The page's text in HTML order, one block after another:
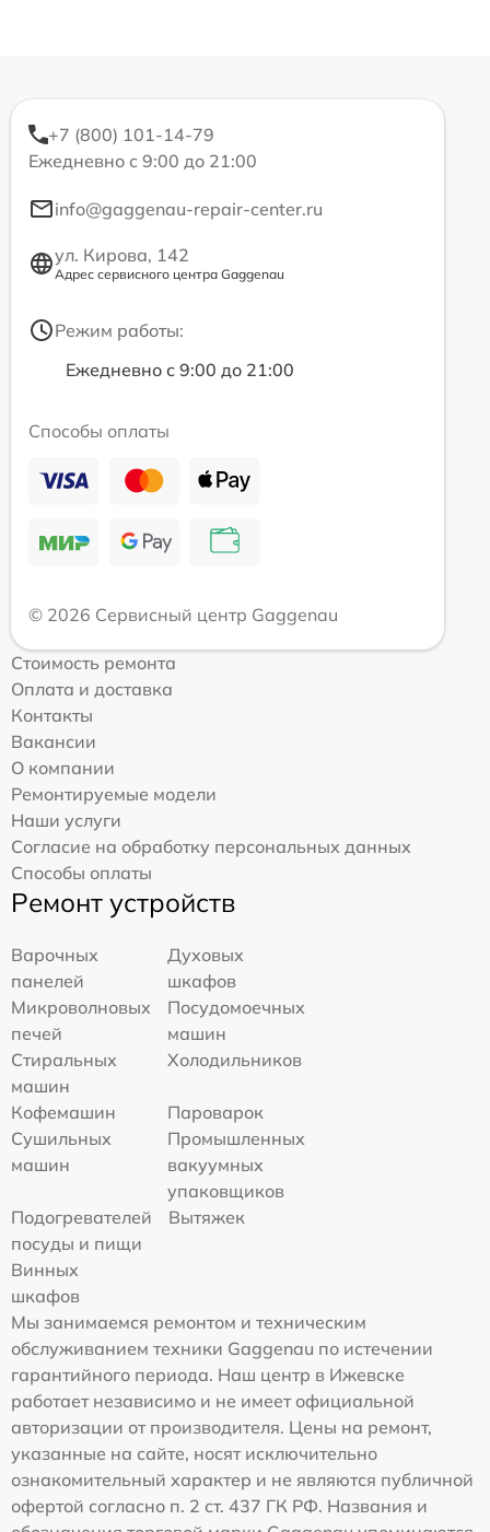
+7 (800) 101-14-79
Ежедневно с 9:00 до 21:00
info@gaggenau-repair-center.ru
ул. Кирова, 142
Адрес сервисного центра Gaggenau
Режим работы:
Ежедневно с 9:00 до 21:00
Способы оплаты
© 2026 Сервисный центр Gaggenau
Стоимость ремонта
Оплата и доставка
Контакты
Вакансии
О компании
Ремонтируемые модели
Наши услуги
Согласие на обработку персональных данных
Способы оплаты
Ремонт устройств
Варочных
панелей
Духовых
шкафов
Микроволновых
печей
Посудомоечных
машин
Стиральных
машин
Холодильников
Кофемашин
Пароварок
Сушильных
машин
Промышленных
вакуумных
упаковщиков
Подогревателей
посуды и пищи
Вытяжек
Винных
шкафов
Мы занимаемся ремонтом и техническим
обслуживанием техники Gaggenau по истечении
гарантийного периода. Наш центр в Ижевске
работает независимо и не имеет официальной
авторизации от производителя. Цены на ремонт,
указанные на сайте, носят исключительно
ознакомительный характер и не являются публичной
офертой согласно п. 2 ст. 437 ГК РФ. Названия и